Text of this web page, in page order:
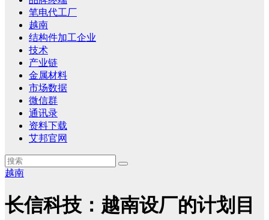
笔电代工厂
越南
结构件加工企业
技术
产业链
金属材料
市场数据
微信群
通讯录
资料下载
艾邦官网
越南
长信科技：越南设厂的计划目